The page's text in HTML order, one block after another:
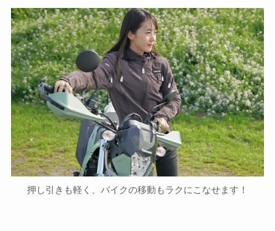
押し引きも軽く、バイクの移動もラクにこなせます！